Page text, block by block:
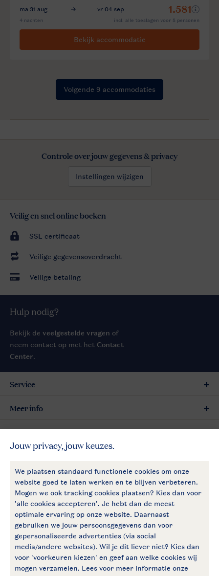
Controle over jouw gegevens & privacy
Instellingen wijzigen
Veilig en snel online boeken
SSL certificaat
Veilige gegevensoverdracht
Veilige betaling
Hulp nodig?
Bekijk de veelgestelde vragen of
neem contact op met het Contact
Center.
Follow Us
facebookinstagram
Blijf op de hoogte
Service
Meer info
Meer Landal